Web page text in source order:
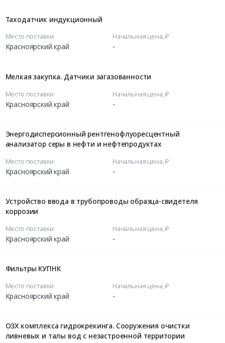
Таходатчик индукционный
Место поставки
Красноярский край
Начальная цена, ₽
-
Мелкая закупка. Датчики загазованности
Место поставки
Красноярский край
Начальная цена, ₽
-
Энергодисперсионный рентгенофлуоресцентный
анализатор серы в нефти и нефтепродуктах
Место поставки
Красноярский край
Начальная цена, ₽
-
Устройство ввода в трубопроводы образца-свидетеля
коррозии
Место поставки
Красноярский край
Начальная цена, ₽
-
Фильтры КУПНК
Место поставки
Красноярский край
Начальная цена, ₽
-
ОЗХ комплекса гидрокрекинга. Сооружения очистки
ливневых и талы вод с незастроенной территории